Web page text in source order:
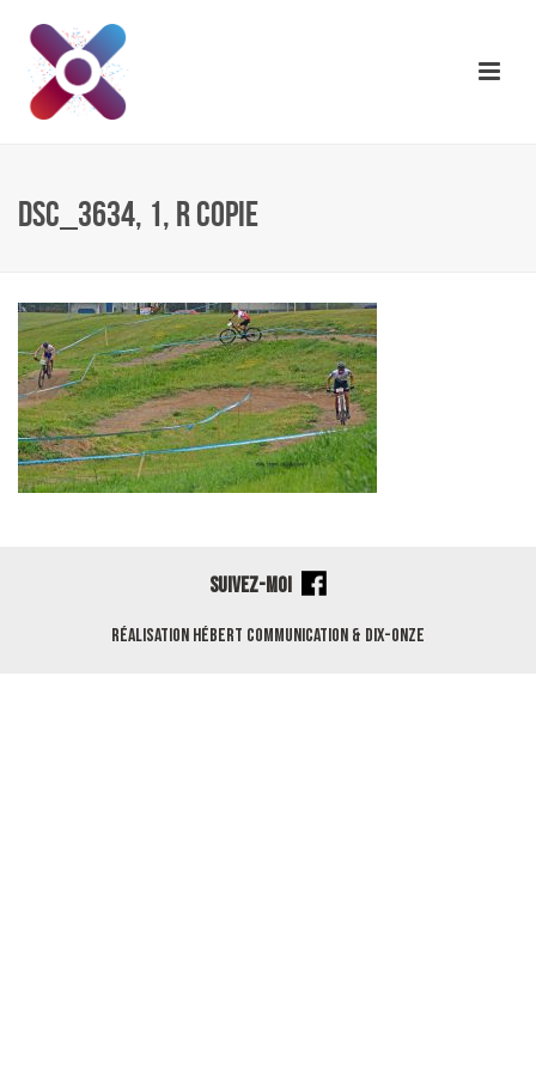
DSC_3634, 1, R COPIE
SUIVEZ-MOI
Réalisation Hébert Communication & Dix-Onze